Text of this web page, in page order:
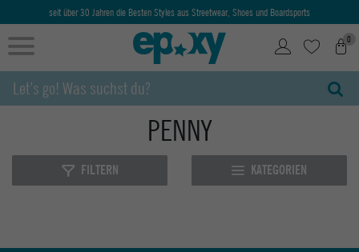
seit über 30 Jahren die Besten Styles aus Streetwear, Shoes und Boardsports
0
PENNY
FILTERN KATEGORIEN